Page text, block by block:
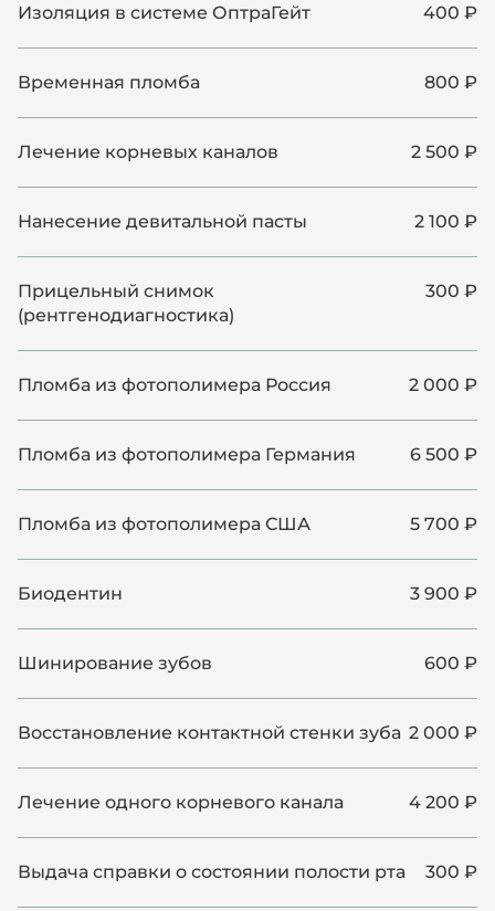
Изоляция в системе ОптраГейт 400 ₽
Временная пломба 800 ₽
Лечение корневых каналов 2 500 ₽
Нанесение девитальной пасты 2 100 ₽
Прицельный снимок
(рентгенодиагностика)
300 ₽
Пломба из фотополимера Россия 2 000 ₽
Пломба из фотополимера Германия 6 500 ₽
Пломба из фотополимера США 5 700 ₽
Биодентин 3 900 ₽
Шинирование зубов 600 ₽
Восстановление контактной стенки зуба 2 000 ₽
Лечение одного корневого канала 4 200 ₽
Выдача справки о состоянии полости рта 300 ₽